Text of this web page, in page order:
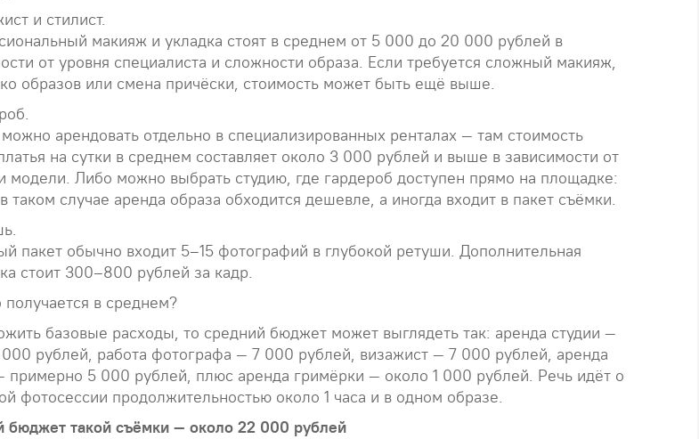
и стилист.
макияж и укладка стоят в среднем от 5 000 до 20 000 рублей в
от уровня специалиста и сложности образа. Если требуется сложный макияж,
образов или смена причёски, стоимость может быть ещё выше.
арендовать отдельно в специализированных ренталах — там стоимость
на сутки в среднем составляет около 3 000 рублей и выше в зависимости от
модели. Либо можно выбрать студию, где гардероб доступен прямо на площадке:
таком случае аренда образа обходится дешевле, а иногда входит в пакет съёмки.
пакет обычно входит 5–15 фотографий в глубокой ретуши. Дополнительная
стоит 300–800 рублей за кадр.
получается в среднем?
базовые расходы, то средний бюджет может выглядеть так: аренда студии —
рублей, работа фотографа — 7 000 рублей, визажист — 7 000 рублей, аренда
примерно 5 000 рублей, плюс аренда гримёрки — около 1 000 рублей. Речь идёт о
фотосессии продолжительностью около 1 часа и в одном образе.
бюджет такой съёмки — около 22 000 рублей